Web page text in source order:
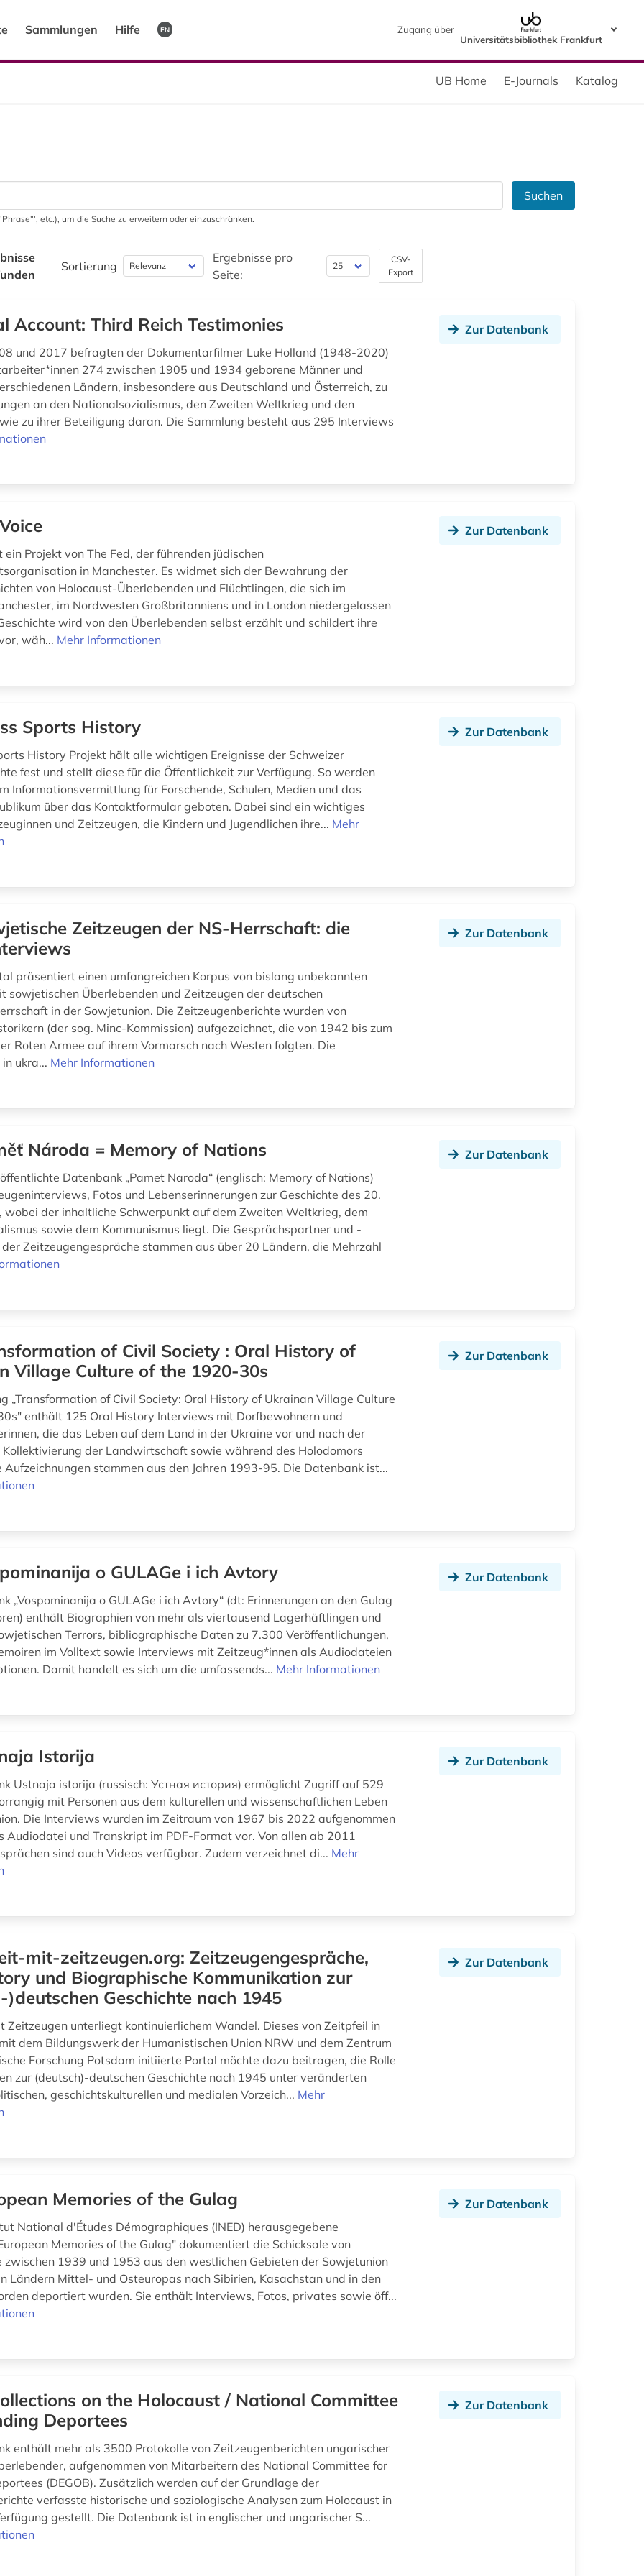
Sammlungen Hilfe EN
Zugang über
Universitätsbibliothek Frankfurt
UB Home E-Journals Katalog
Suchen
etc.), um die Suche zu erweitern oder einzuschränken.
Sortierung
Ergebnisse pro
Seite:
CSV-
Export
Account: Third Reich Testimonies
und 2017 befragten der Dokumentarfilmer Luke Holland (1948-2020)
274 zwischen 1905 und 1934 geborene Männer und
Ländern, insbesondere aus Deutschland und Österreich, zu
an den Nationalsozialismus, den Zweiten Weltkrieg und den
zu ihrer Beteiligung daran. Die Sammlung besteht aus 295 Interviews
Zur Datenbank
ein Projekt von The Fed, der führenden jüdischen
in Manchester. Es widmet sich der Bewahrung der
von Holocaust-Überlebenden und Flüchtlingen, die sich im
im Nordwesten Großbritanniens und in London niedergelassen
wird von den Überlebenden selbst erzählt und schildert ihre
wäh... Mehr Informationen
Zur Datenbank
Sports History
History Projekt hält alle wichtigen Ereignisse der Schweizer
fest und stellt diese für die Öffentlichkeit zur Verfügung. So werden
Informationsvermittlung für Forschende, Schulen, Medien und das
über das Kontaktformular geboten. Dabei sind ein wichtiges
und Zeitzeugen, die Kindern und Jugendlichen ihre... Mehr
Zur Datenbank
Zeitzeugen der NS-Herrschaft: die
präsentiert einen umfangreichen Korpus von bislang unbekannten
sowjetischen Überlebenden und Zeitzeugen der deutschen
in der Sowjetunion. Die Zeitzeugenberichte wurden von
(der sog. Minc-Kommission) aufgezeichnet, die von 1942 bis zum
Roten Armee auf ihrem Vormarsch nach Westen folgten. Die
ukra... Mehr Informationen
Zur Datenbank
Národa = Memory of Nations
Datenbank „Pamet Naroda“ (englisch: Memory of Nations)
Fotos und Lebenserinnerungen zur Geschichte des 20.
wobei der inhaltliche Schwerpunkt auf dem Zweiten Weltkrieg, dem
sowie dem Kommunismus liegt. Die Gesprächspartner und -
Zeitzeugengespräche stammen aus über 20 Ländern, die Mehrzahl
Zur Datenbank
of Civil Society : Oral History of
Village Culture of the 1920-30s
„Transformation of Civil Society: Oral History of Ukrainan Village Culture
enthält 125 Oral History Interviews mit Dorfbewohnern und
die das Leben auf dem Land in der Ukraine vor und nach der
Kollektivierung der Landwirtschaft sowie während des Holodomors
Aufzeichnungen stammen aus den Jahren 1993-95. Die Datenbank ist...
Zur Datenbank
o GULAGe i ich Avtory
„Vospominanija o GULAGe i ich Avtory“ (dt: Erinnerungen an den Gulag
enthält Biographien von mehr als viertausend Lagerhäftlingen und
Terrors, bibliographische Daten zu 7.300 Veröffentlichungen,
im Volltext sowie Interviews mit Zeitzeug*innen als Audiodateien
Damit handelt es sich um die umfassends... Mehr Informationen
Zur Datenbank
Istorija
Ustnaja istorija (russisch: Устная история) ermöglicht Zugriff auf 529
mit Personen aus dem kulturellen und wissenschaftlichen Leben
Die Interviews wurden im Zeitraum von 1967 bis 2022 aufgenommen
Audiodatei und Transkript im PDF-Format vor. Von allen ab 2011
sind auch Videos verfügbar. Zudem verzeichnet di... Mehr
Zur Datenbank
mit-zeitzeugen.org: Zeitzeugengespräche,
und Biographische Kommunikation zur
)deutschen Geschichte nach 1945
Zeitzeugen unterliegt kontinuierlichem Wandel. Dieses von Zeitpfeil in
dem Bildungswerk der Humanistischen Union NRW und dem Zentrum
Forschung Potsdam initiierte Portal möchte dazu beitragen, die Rolle
zur (deutsch)-deutschen Geschichte nach 1945 unter veränderten
geschichtskulturellen und medialen Vorzeich... Mehr
Zur Datenbank
Memories of the Gulag
National d'Études Démographiques (INED) herausgegebene
Memories of the Gulag" dokumentiert die Schicksale von
zwischen 1939 und 1953 aus den westlichen Gebieten der Sowjetunion
Ländern Mittel- und Osteuropas nach Sibirien, Kasachstan und in den
deportiert wurden. Sie enthält Interviews, Fotos, privates sowie öff...
Zur Datenbank
on the Holocaust / National Committee
Deportees
enthält mehr als 3500 Protokolle von Zeitzeugenberichten ungarischer
aufgenommen von Mitarbeitern des National Committee for
(DEGOB). Zusätzlich werden auf der Grundlage der
verfasste historische und soziologische Analysen zum Holocaust in
gestellt. Die Datenbank ist in englischer und ungarischer S...
Zur Datenbank